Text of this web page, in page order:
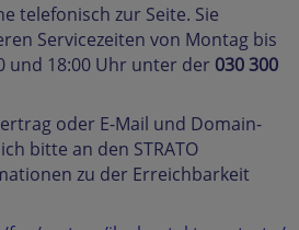
telefonisch zur Seite. Sie
Servicezeiten von Montag bis
und 18:00 Uhr unter der 030 300
oder E-Mail und Domain-
bitte an den STRATO
zu der Erreichbarkeit